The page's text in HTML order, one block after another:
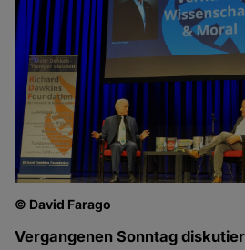
© David Farago
Vergangenen Sonntag